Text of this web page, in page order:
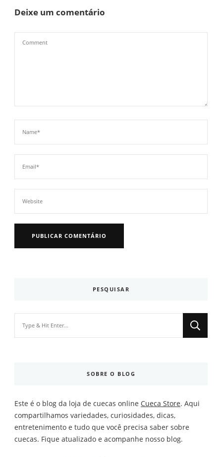
Deixe um comentário
PESQUISAR
SOBRE O BLOG
Este é o blog da loja de cuecas online Cueca Store. Aqui
compartilhamos variedades, curiosidades, dicas,
entretenimento e tudo que você precisa saber sobre
cuecas. Fique atualizado e acompanhe nosso blog.